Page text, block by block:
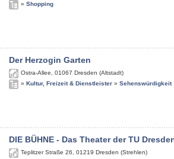
» Shopping
Der Herzogin Garten
Ostra-Allee 01067 Dresden (Altstadt)
» Kultur, Freizeit & Dienstleister » Sehenswürdigkeit
DIE BÜHNE - Das Theater der TU
Teplitzer Straße 26 01219 Dresden (Strehlen)